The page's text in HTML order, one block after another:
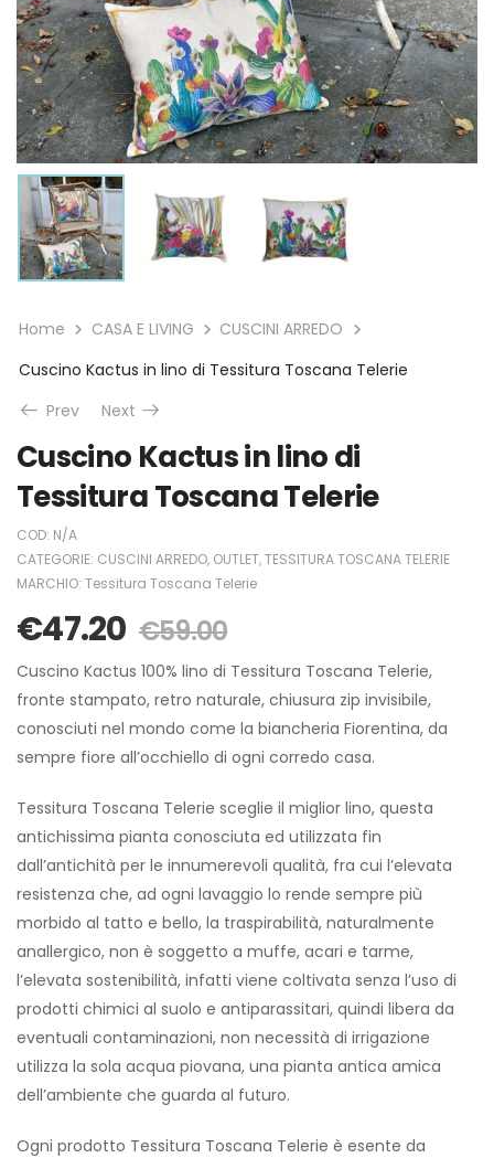
Home CASA E LIVING
CUSCINI ARREDO
Cuscino Kactus in lino di Tessitura Toscana Telerie
Prev
Next
Cuscino Kactus in lino di
Tessitura Toscana Telerie
COD: N/A
CATEGORIE: CUSCINI ARREDO, OUTLET,TESSITURA TOSCANA TELERIE
MARCHIO: Tessitura Toscana Telerie
€47.20 €59.00
Cuscino Kactus 100% lino di Tessitura Toscana Telerie,
fronte stampato, retro naturale, chiusura zip invisibile,
conosciuti nel mondo come la biancheria Fiorentina, da
sempre fiore all’occhiello di ogni corredo casa.
Tessitura Toscana Telerie sceglie il miglior lino, questa
antichissima pianta conosciuta ed utilizzata fin
dall’antichità per le innumerevoli qualità, fra cui l’elevata
resistenza che, ad ogni lavaggio lo rende sempre più
morbido al tatto e bello, la traspirabilità, naturalmente
anallergico, non è soggetto a muffe, acari e tarme,
l’elevata sostenibilità, infatti viene coltivata senza l’uso di
prodotti chimici al suolo e antiparassitari, quindi libera da
eventuali contaminazioni, non necessità di irrigazione
utilizza la sola acqua piovana, una pianta antica amica
dell’ambiente che guarda al futuro.
Ogni prodotto Tessitura Toscana Telerie è esente da